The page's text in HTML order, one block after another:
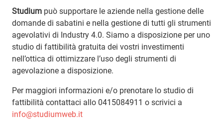
Studium può supportare le aziende nella gestione delle
domande di sabatini e nella gestione di tutti gli strumenti
agevolativi di Industry 4.0. Siamo a disposizione per uno
studio di fattibilità gratuita dei vostri investimenti
nell’ottica di ottimizzare l’uso degli strumenti di
agevolazione a disposizione.
Per maggiori informazioni e/o prenotare lo studio di
fattibilità contattaci allo 0415084911 o scrivici a
info@studiumweb.it